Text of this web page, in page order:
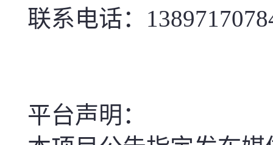
联系电话：
平台声明：